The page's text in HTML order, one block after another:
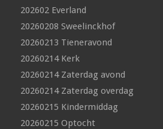
202602 Everland
20260208 Sweelinckhof
20260213 Tieneravond
20260214 Kerk
20260214 Zaterdag avond
20260214 Zaterdag overdag
20260215 Kindermiddag
20260215 Optocht